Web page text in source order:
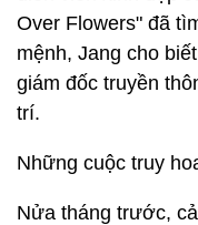
Over Flowers" đã
mệnh, Jang cho
giám đốc truyền
trí.
Những cuộc truy
Nửa tháng trước,